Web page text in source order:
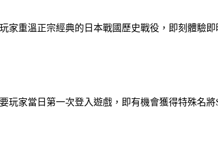
重溫正宗經典的日本戰國歷史戰役，即刻體驗即
家當日第一次登入遊戲，即有機會獲得特殊名將